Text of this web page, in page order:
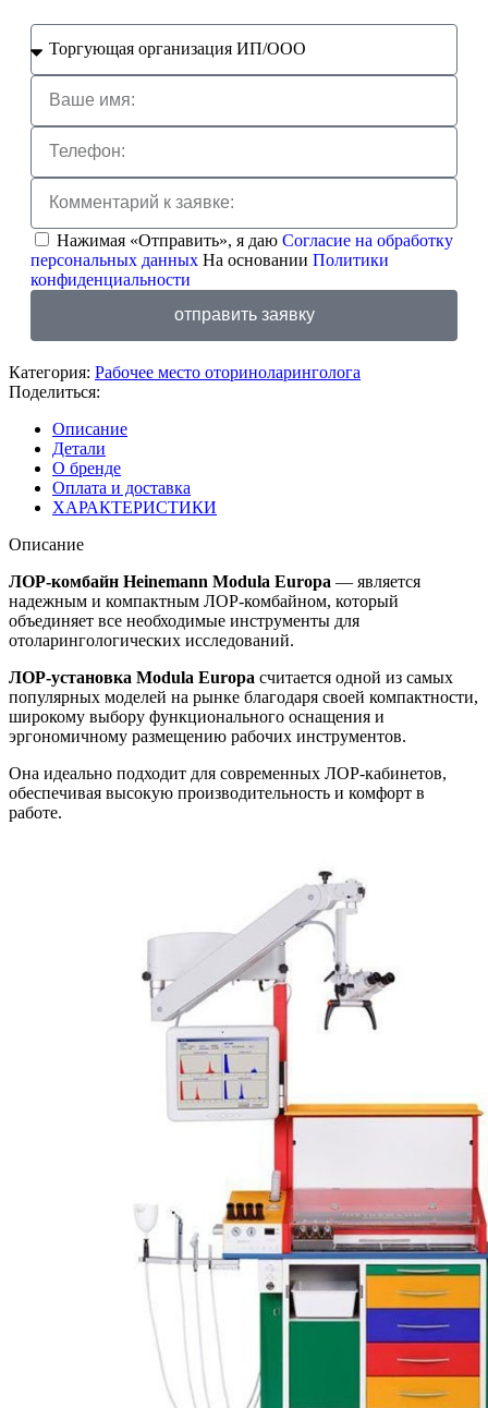
Нажимая «Отправить», я даю Согласие на обработку
персональных данных На основании Политики
конфиденциальности
отправить заявку
Категория: Рабочее место оториноларинголога
Поделиться:
Описание
Детали
О бренде
Оплата и доставка
ХАРАКТЕРИСТИКИ
Описание
ЛОР-комбайн Heinemann Modula Europa — является
надежным и компактным ЛОР-комбайном, который
объединяет все необходимые инструменты для
отоларингологических исследований.
ЛОР-установка Modula Europa считается одной из самых
популярных моделей на рынке благодаря своей компактности,
широкому выбору функционального оснащения и
эргономичному размещению рабочих инструментов.
Она идеально подходит для современных ЛОР-кабинетов,
обеспечивая высокую производительность и комфорт в
работе.